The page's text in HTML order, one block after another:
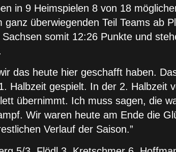
in 9 Heimspielen 8 von 18
überwiegenden Teil Teams ab
somit 12:26 Punkte und
das heute hier geschafft haben.
Halbzeit gespielt. In der 2. Halbzeit
übernimmt. Ich muss sagen, die
Wir waren heute am Ende die
Verlauf der Saison.”